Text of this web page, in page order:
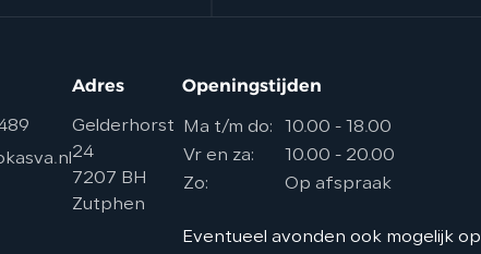
Adres
Gelderhorst
24
7207 BH
Zutphen
Openingstijden
Ma t/m do:
10.00 - 18.00
Vr en za:
10.00 - 20.00
Zo:
Op afspraak
Eventueel avonden ook mogelijk op